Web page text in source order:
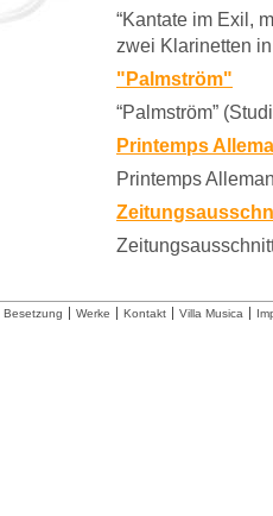
“Kantate im Exil,
zwei Klarinetten
"Palmström"
“Palmström”
Printemps
Printemps
Besetzung Werke Kontakt Villa Musica